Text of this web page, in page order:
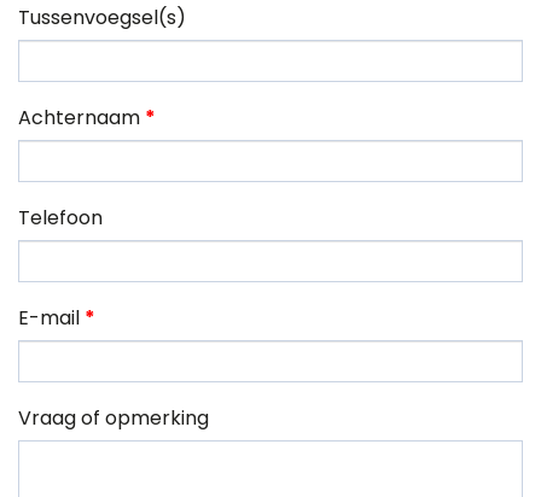
Tussenvoegsel(s)
Achternaam *
Telefoon
E-mail *
Vraag of opmerking